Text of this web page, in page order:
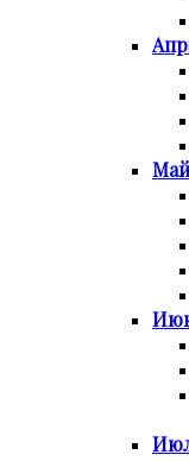
Май